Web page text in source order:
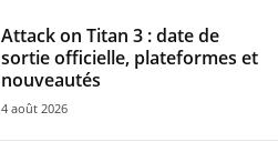
Attack on Titan 3 : date de
sortie officielle, plateformes et
nouveautés
4 août 2026